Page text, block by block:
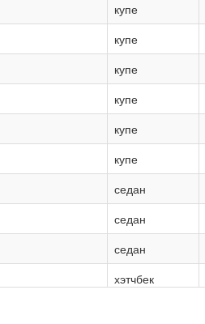
купе
купе
купе
купе
купе
купе
седан
седан
седан
хэтчбек